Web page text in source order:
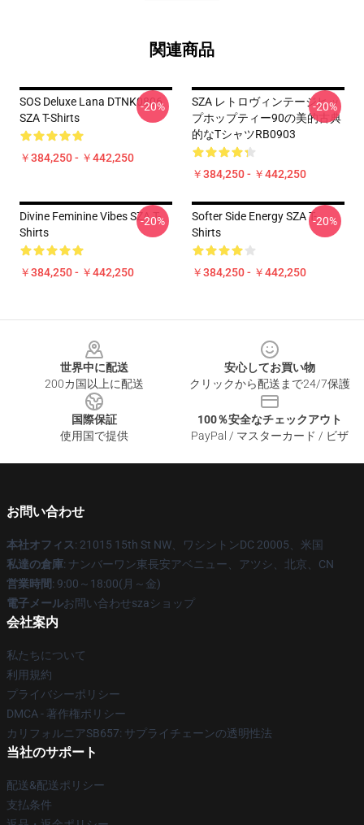
関連商品
SOS Deluxe Lana DTNK0806
SZA T-Shirts
￥384,250 - ￥442,250
-20%
SZA レトロヴィンテージヒッ
プホップティー90の美的古典
的なTシャツRB0903
￥384,250 - ￥442,250
-20%
Divine Feminine Vibes SZA T-
Shirts
￥384,250 - ￥442,250
-20%
Softer Side Energy SZA T-
Shirts
￥384,250 - ￥442,250
-20%
世界中に配送
200カ国以上に配送
安心してお買い物
クリックから配送まで24/7保護
国際保証
使用国で提供
100％安全なチェックアウト
PayPal / マスターカード / ビザ
お問い合わせ
本社オフィス: 21015 15th St NW、ワシントンDC 20005、米国
私達の倉庫: ナンバーワン東長安アベニュー、アツシ、北京、CN
営業時間: 9:00～18:00(月～金)
電子メールお問い合わせszaショップ
会社案内
私たちについて
利用規約
プライバシーポリシー
DMCA - 著作権ポリシー
カリフォルニアSB657: サプライチェーンの透明性法
当社のサポート
配送&配送ポリシー
支払条件